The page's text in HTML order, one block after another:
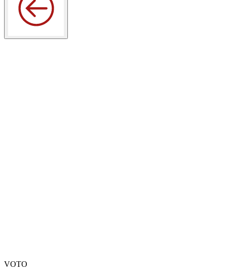
VOTO